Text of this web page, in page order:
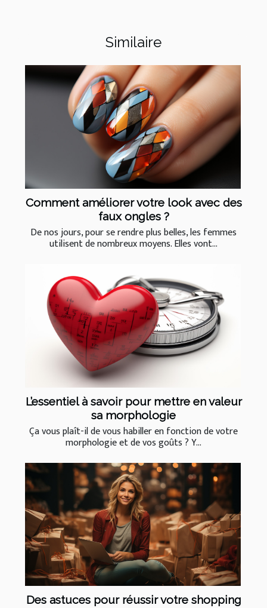
Similaire
Comment améliorer votre look avec des
faux ongles ?
De nos jours, pour se rendre plus belles, les femmes
utilisent de nombreux moyens. Elles vont...
L’essentiel à savoir pour mettre en valeur
sa morphologie
Ça vous plaît-il de vous habiller en fonction de votre
morphologie et de vos goûts ? Y...
Des astuces pour réussir votre shopping